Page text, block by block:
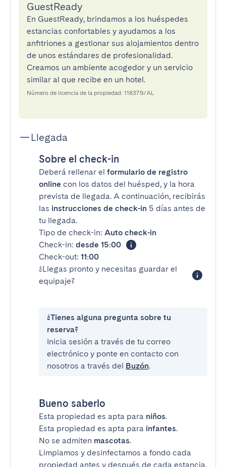
GuestReady
En GuestReady, brindamos a los huéspedes
estancias confortables y ayudamos a los
anfitriones a gestionar sus alojamientos dentro
de unos estándares de profesionalidad.
Creamos un ambiente acogedor y un servicio
similar al que recibe en un hotel.
Número de licencia de la propiedad: 118379/AL
Llegada
Sobre el check-in
Deberá rellenar el formulario de registro
online con los datos del huésped, y la hora
prevista de llegada. A continuación, recibirás
las instrucciones de check-in 5 días antes de
tu llegada.
Tipo de check-in: Auto check-in
Check-in: desde 15:00
Check-out: 11:00
¿Llegas pronto y necesitas guardar el
equipaje?
¿Tienes alguna pregunta sobre tu
reserva?
Inicia sesión a través de tu correo
electrónico y ponte en contacto con
nosotros a través del Buzón.
Bueno saberlo
Esta propiedad es apta para niños.
Esta propiedad es apta para infantes.
No se admiten mascotas.
Limpiamos y desinfectamos a fondo cada
propiedad antes y después de cada estancia.